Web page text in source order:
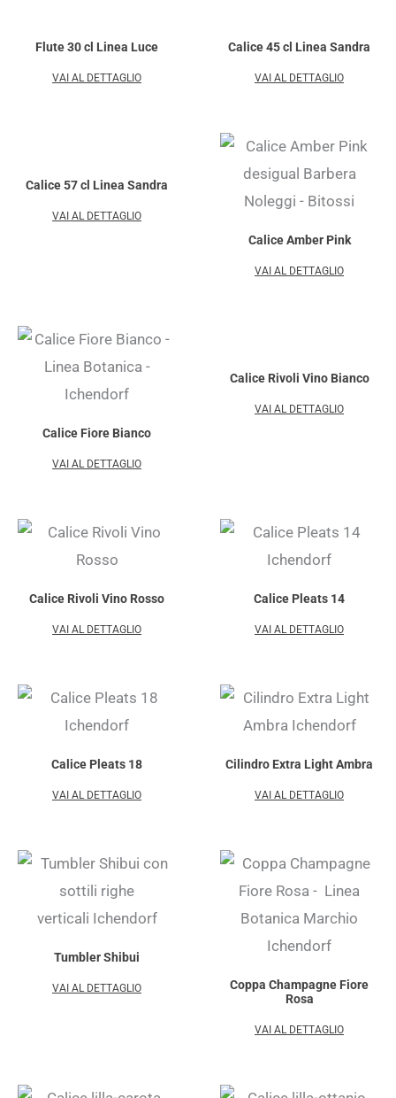
Flute 30 cl Linea Luce
VAI AL DETTAGLIO
Calice 45 cl Linea Sandra
VAI AL DETTAGLIO
Calice 57 cl Linea Sandra
VAI AL DETTAGLIO
Calice Amber Pink
VAI AL DETTAGLIO
Calice Fiore Bianco
VAI AL DETTAGLIO
Calice Rivoli Vino Bianco
VAI AL DETTAGLIO
Calice Rivoli Vino Rosso
VAI AL DETTAGLIO
Calice Pleats 14
VAI AL DETTAGLIO
Calice Pleats 18
VAI AL DETTAGLIO
Cilindro Extra Light Ambra
VAI AL DETTAGLIO
Tumbler Shibui
VAI AL DETTAGLIO
Coppa Champagne Fiore
Rosa
VAI AL DETTAGLIO